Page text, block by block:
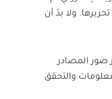
ولا بدّ أن
صور المصادر
والتحقق